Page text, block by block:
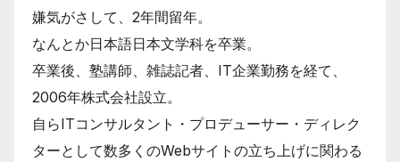
嫌気がさして、2年間留年。
なんとか日本語日本文学科を卒業。
卒業後、塾講師、雑誌記者、IT企業勤務を経て、
2006年株式会社設立。
自らITコンサルタント・プロデューサー・ディレク
ターとして数多くのWebサイトの立ち上げに関わる